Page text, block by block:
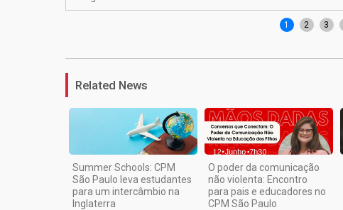
1 2 3
Related News
Summer Schools: CPM
São Paulo leva estudantes
para um intercâmbio na
Inglaterra
O poder da comunicação
não violenta: Encontro
para pais e educadores no
CPM São Paulo